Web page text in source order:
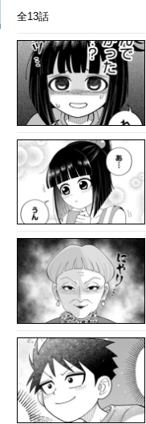
全13話